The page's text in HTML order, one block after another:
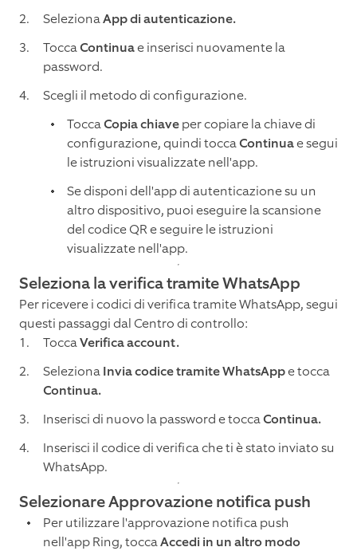
SelezionaApp di autenticazione.
ToccaContinuae inserisci nuovamente la
password.
Scegli il metodo di configurazione.
ToccaCopia chiaveper copiare la chiave di
configurazione, quindi toccaContinuae segui
le istruzioni visualizzate nell'app.
Se disponi dell'app di autenticazione su un
altro dispositivo, puoi eseguire la scansione
del codice QR e seguire le istruzioni
visualizzate nell'app.
Seleziona la verifica tramite WhatsApp
Per ricevere i codici di verifica tramite WhatsApp, segui
questi passaggi dal Centro di controllo:
ToccaVerifica account.
SelezionaInvia codice tramite WhatsAppe tocca
Continua.
Inserisci di nuovo la password e toccaContinua.
Inserisci il codice di verifica che ti è stato inviato su
WhatsApp.
Selezionare Approvazione notifica push
Per utilizzare l'approvazione notifica push
nell'app Ring, toccaAccedi in un altro modo